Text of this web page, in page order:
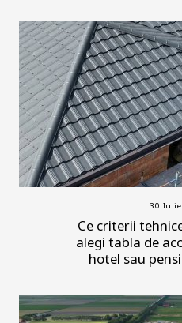
30 Iulie
Ce criterii
alegi tabla de
hotel sau